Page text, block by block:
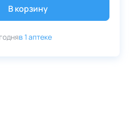
В корзину
в 1 аптеке